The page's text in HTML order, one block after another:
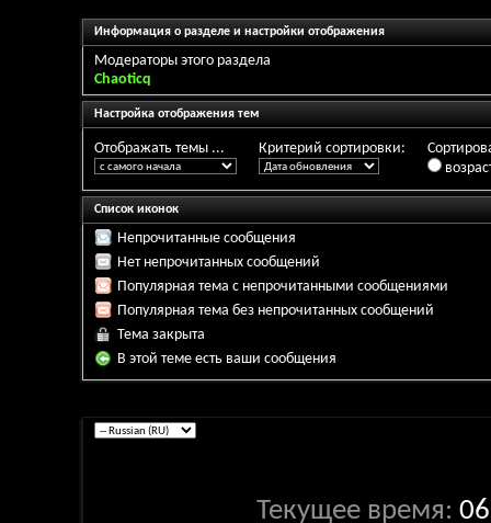
Информация о разделе и настройки отображения
Модераторы этого раздела
Chaoticq
Настройка отображения тем
Отображать темы ... Критерий сортировки:
Список иконок
Непрочитанные сообщения
Нет непрочитанных сообщений
Популярная тема с непрочитанными сообщениями
Популярная тема без непрочитанных сообщений
Тема закрыта
В этой теме есть ваши сообщения
Текущее время: